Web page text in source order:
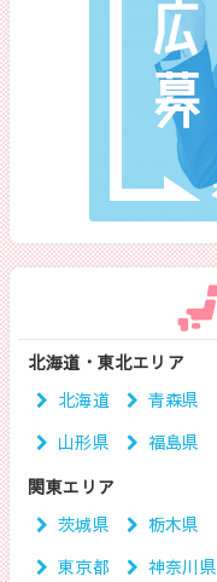
北海道・東北エリア
北海道
青森県
山形県
福島県
関東エリア
茨城県
栃木県
東京都
神奈川県